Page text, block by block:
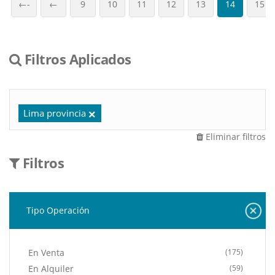
←- ← 9 10 11 12 13 14 15
Filtros Aplicados
Lima provincia
Eliminar filtros
Filtros
Tipo Operación
En Venta (175)
En Alquiler (59)